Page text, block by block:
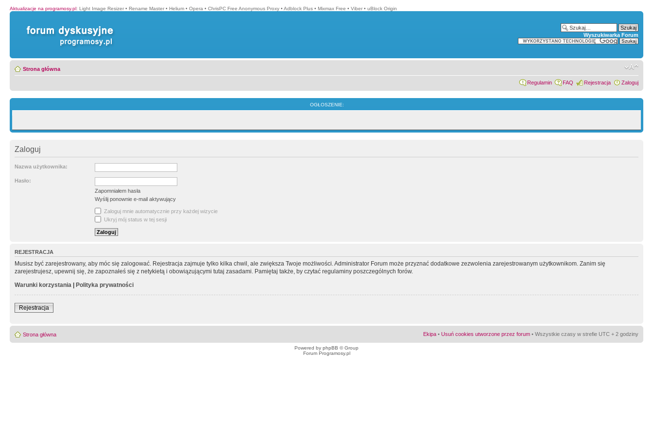
Aktualizacje na programosy.pl: Light Image Resizer • Rename Master • Helium • Opera • ChrisPC Free Anonymous Proxy • Adblock Plus • Mixmax Free • Viber • uBlock Origin
Wyszukiwarka Forum
Strona główna
Regulamin FAQ Rejestracja Zaloguj
OGŁOSZENIE:
Zaloguj
Nazwa użytkownika:
Hasło:
Zapomniałem hasła
Wyślij ponownie e-mail aktywujący
Zaloguj mnie automatycznie przy każdej wizycie
Ukryj mój status w tej sesji
REJESTRACJA
Musisz być zarejestrowany, aby móc się zalogować. Rejestracja zajmuje tylko kilka chwil, ale zwiększa Twoje możliwości. Administrator Forum może przyznać dodatkowe zezwolenia zarejestrowanym użytkownikom. Zanim się
zarejestrujesz, upewnij się, że zapoznałeś się z netykietą i obowiązującymi tutaj zasadami. Pamiętaj także, by czytać regulaminy poszczególnych forów.
Warunki korzystania | Polityka prywatności
Rejestracja
Strona główna Ekipa • Usuń cookies utworzone przez forum • Wszystkie czasy w strefie UTC + 2 godziny
Powered by phpBB © Group
Forum Programosy.pl